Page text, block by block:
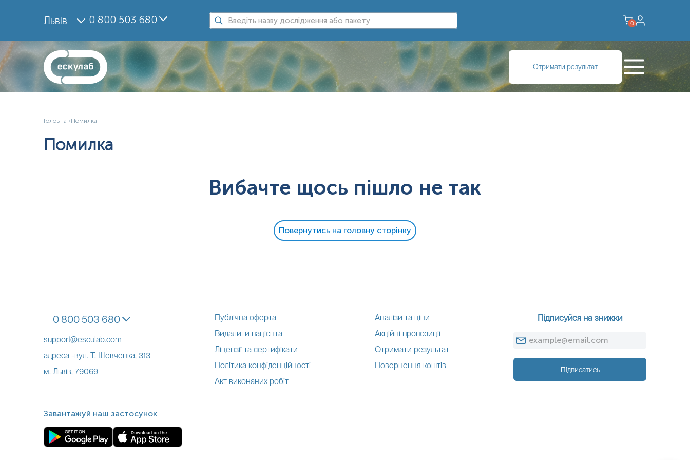
Львів 0 800 503 680 0
Отримати результат
Головна Помилка
Помилка
Вибачте щось пішло не так
Повернутись на головну сторінку
0 800 503 680
support@esculab.com
адреса -вул. Т. Шевченка, 313
м. Львів, 79069
Публічна оферта
Видалити пацієнта
Ліцензії та сертифікати
Політика конфіденційності
Акт виконаних робіт
Аналізи та ціни
Акційні пропозиції
Отримати результат
Повернення коштів
Підписуйся на знижки
Підписатись
Завантажуй наш застосунок